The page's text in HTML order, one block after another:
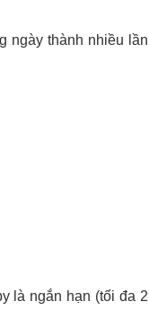
ngày thành nhiều lần
là ngắn hạn (tối đa 2